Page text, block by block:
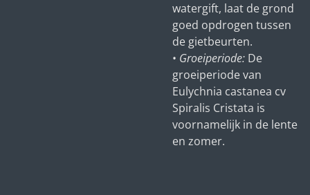
watergift, laat de grond
goed opdrogen tussen
de gietbeurten.
• Groeiperiode: De
groeiperiode van
Eulychnia castanea cv
Spiralis Cristata is
voornamelijk in de lente
en zomer.